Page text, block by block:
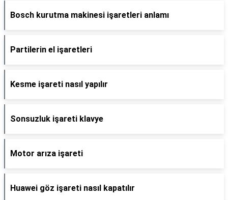
Bosch kurutma makinesi işaretleri anlamı
Partilerin el işaretleri
Kesme işareti nasıl yapılır
Sonsuzluk işareti klavye
Motor arıza işareti
Huawei göz işareti nasıl kapatılır